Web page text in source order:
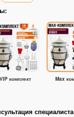
VIP комплект Max